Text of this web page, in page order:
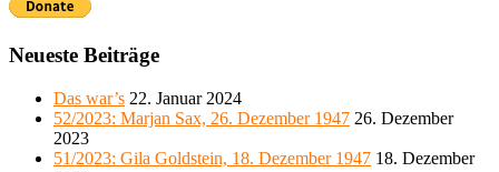
Neueste Beiträge
Das war’s 22. Januar 2024
52/2023: Marjan Sax, 26. Dezember 1947 26. Dezember
2023
51/2023: Gila Goldstein, 18. Dezember 1947 18. Dezember